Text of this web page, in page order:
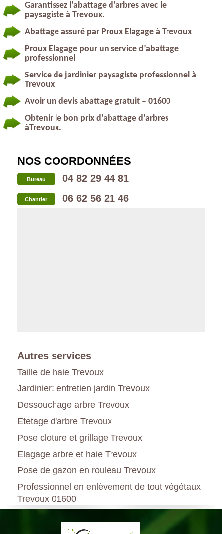
Garantissez l'abattage d'arbres avec le
paysagiste à Trevoux.
Abattage assuré par Proux Elagage à Trevoux
Proux Elagage pour un service d’abattage
professionnel
Service de jardinier paysagiste professionnel à
Trevoux
Avoir un devis abattage gratuit – 01600
Obtenir le bon prix d'abattage d'arbres
àTrevoux.
NOS COORDONNÉES
Bureau 04 82 29 44 81
Chantier 06 62 56 21 46
Autres services
Taille de haie Trevoux
Jardinier: entretien jardin Trevoux
Dessouchage arbre Trevoux
Etetage d'arbre Trevoux
Pose cloture et grillage Trevoux
Elagage arbre et haie Trevoux
Pose de gazon en rouleau Trevoux
Professionnel en enlèvement de tout végétaux
Trevoux 01600